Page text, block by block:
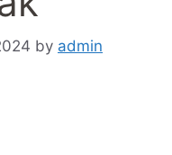
by admin